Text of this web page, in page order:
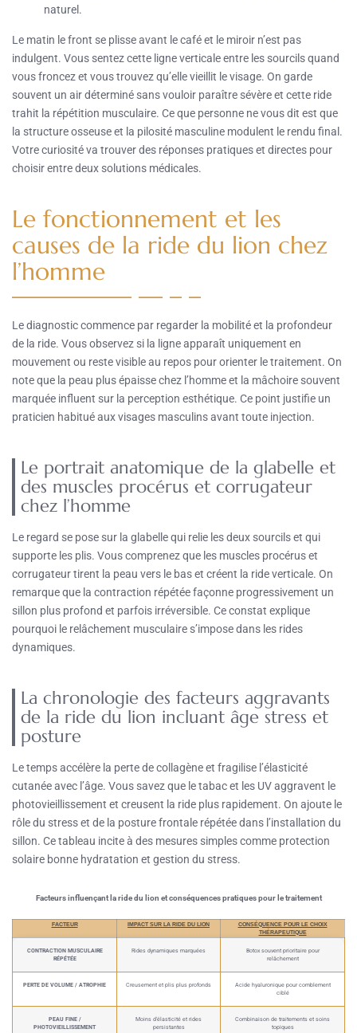
naturel.
Le matin le front se plisse avant le café et le miroir n’est pas
indulgent. Vous sentez cette ligne verticale entre les sourcils quand
vous froncez et vous trouvez qu’elle vieillit le visage. On garde
souvent un air déterminé sans vouloir paraître sévère et cette ride
trahit la répétition musculaire. Ce que personne ne vous dit est que
la structure osseuse et la pilosité masculine modulent le rendu final.
Votre curiosité va trouver des réponses pratiques et directes pour
choisir entre deux solutions médicales.
Le fonctionnement et les
causes de la ride du lion chez
l’homme
Le diagnostic commence par regarder la mobilité et la profondeur
de la ride. Vous observez si la ligne apparaît uniquement en
mouvement ou reste visible au repos pour orienter le traitement. On
note que la peau plus épaisse chez l’homme et la mâchoire souvent
marquée influent sur la perception esthétique. Ce point justifie un
praticien habitué aux visages masculins avant toute injection.
Le portrait anatomique de la glabelle et
des muscles procérus et corrugateur
chez l’homme
Le regard se pose sur la glabelle qui relie les deux sourcils et qui
supporte les plis. Vous comprenez que les muscles procérus et
corrugateur tirent la peau vers le bas et créent la ride verticale. On
remarque que la contraction répétée façonne progressivement un
sillon plus profond et parfois irréversible. Ce constat explique
pourquoi le relâchement musculaire s’impose dans les rides
dynamiques.
La chronologie des facteurs aggravants
de la ride du lion incluant âge stress et
posture
Le temps accélère la perte de collagène et fragilise l’élasticité
cutanée avec l’âge. Vous savez que le tabac et les UV aggravent le
photovieillissement et creusent la ride plus rapidement. On ajoute le
rôle du stress et de la posture frontale répétée dans l’installation du
sillon. Ce tableau incite à des mesures simples comme protection
solaire bonne hydratation et gestion du stress.
Facteurs influençant la ride du lion et conséquences pratiques pour le traitement
FACTEUR IMPACT SUR LA RIDE DU LION
CONSÉQUENCE POUR LE CHOIX
THÉRAPEUTIQUE
CONTRACTION MUSCULAIRE
RÉPÉTÉE
Rides dynamiques marquées
Botox souvent prioritaire pour
relâchement
PERTE DE VOLUME / ATROPHIE Creusement et plis plus profonds
Acide hyaluronique pour comblement
ciblé
PEAU FINE /
PHOTOVIEILLISSEMENT
Moins d’élasticité et rides
persistantes
Combinaison de traitements et soins
topiques